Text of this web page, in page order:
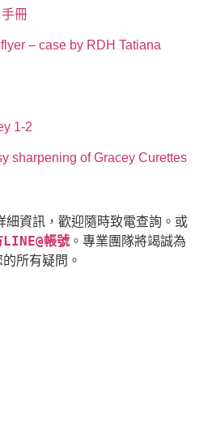
冊
– case by RDH Tatiana
1-2
sharpening of Gracey Curettes
資訊，歡迎隨時致電查詢。或
LINE@帳號 。專業團隊將竭誠為